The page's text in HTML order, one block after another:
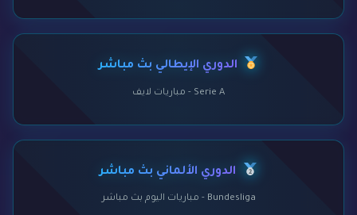
الدوري الإيطالي بث مباشر
Serie A - مباريات لايف
الدوري الألماني بث مباشر
Bundesliga - مباريات اليوم بث مباشر